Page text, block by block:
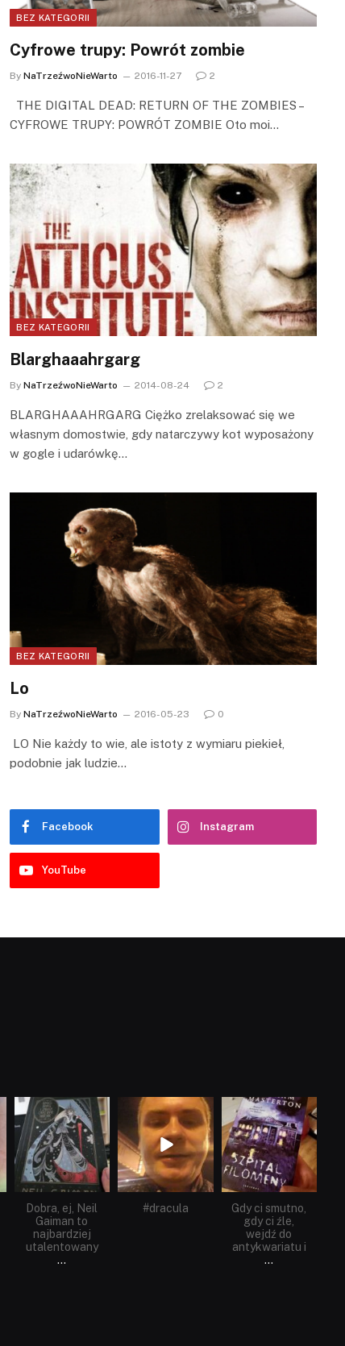
BEZ KATEGORII
Cyfrowe trupy: Powrót zombie
By NaTrzeźwoNieWarto 2016-11-27 2
THE DIGITAL DEAD: RETURN OF THE ZOMBIES –
CYFROWE TRUPY: POWRÓT ZOMBIE Oto moi…
BEZ KATEGORII
Blarghaaahrgarg
By NaTrzeźwoNieWarto 2014-08-24 2
BLARGHAAAHRGARG Ciężko zrelaksować się we
własnym domostwie, gdy natarczywy kot wyposażony
w gogle i udarówkę…
BEZ KATEGORII
Lo
By NaTrzeźwoNieWarto 2016-05-23 0
LO Nie każdy to wie, ale istoty z wymiaru piekieł,
podobnie jak ludzie…
Facebook Instagram
YouTube
dobryhorror
Cze 16
Dobra, ej, Neil
Gaiman to
najbardziej
utalentowany
...
dobryhorror
Maj 25
#dracula
dobryhorror
Maj 22
Gdy ci smutno,
gdy ci źle,
wejdź do
antykwariatu i
...